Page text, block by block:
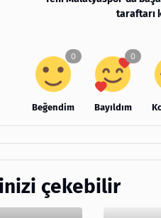
taraftarı
Beğendim Bayıldım
çekebilir